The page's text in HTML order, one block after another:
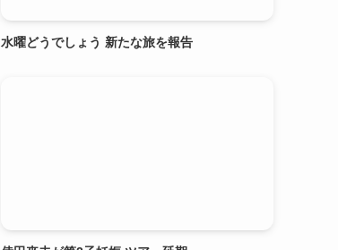
水曜どうでしょう 新たな旅を報告